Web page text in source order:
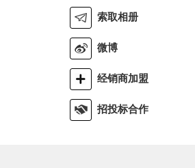
- 不锈钢转运车
- 不锈钢清洗池
- 医技空间
- 住院空间
索取相册
微博
经销商加盟
招投标合作